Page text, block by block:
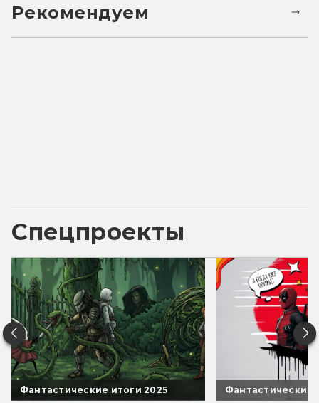
Рекомендуем
Спецпроекты
Фантастические итоги 2025 Фантастические